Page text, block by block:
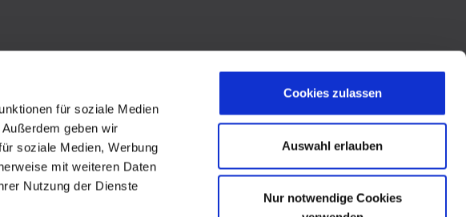
für soziale Medien
geben wir
soziale Medien, Werbung
mit weiteren Daten
Nutzung der Dienste
Cookies zulassen
Auswahl erlauben
Nur notwendige Cookies